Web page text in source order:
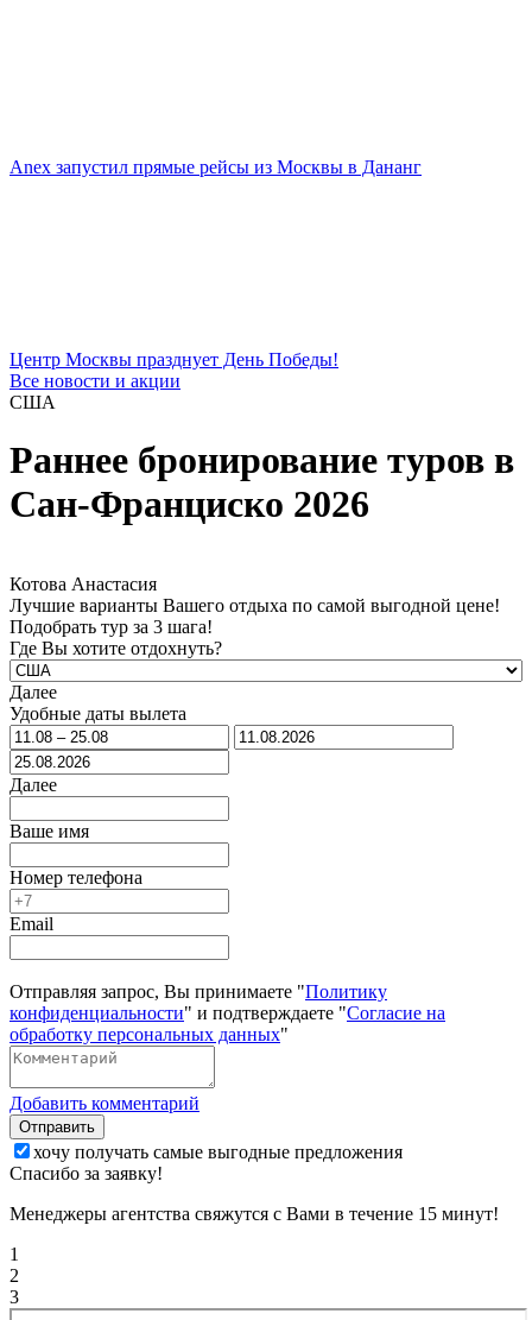
Anex запустил прямые рейсы из Москвы в Дананг
Центр Москвы празднует День Победы!
Все новости и акции
США
Раннее бронирование туров в
Сан-Франциско 2026
Котова Анастасия
Лучшие варианты Вашего отдыха по самой выгодной цене!
Подобрать тур за 3 шага!
Где Вы хотите отдохнуть?
Далее
Удобные даты вылета
Далее
Ваше имя
Номер телефона
Email
Отправляя запрос, Вы принимаете "Политику
конфиденциальности" и подтверждаете "Согласие на
обработку персональных данных"
Добавить комментарий
Отправить
хочу получать самые выгодные предложения
Спасибо за заявку!
Менеджеры агентства свяжутся с Вами в течение 15 минут!
1
2
3